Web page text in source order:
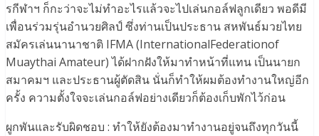
รกีฬาฯ ก็กะว่าจะไม่ทำอะไรแล้วจะไปเล่นกอล์ฟลูกเดียว พอดีมี
เพื่อนร่วมรุ่นอำนวยศิลป์ ซึ่งท่านเป็นประธาน สหพันธ์มวยไทย
สมัครเล่นนานาชาติ IFMA (InternationalFederationof
Muaythai Amateur) ได้ฝากฝังให้มาทำหน้าที่แทน เป็นนายก
สมาคมฯ และประธานผู้ตัดสิน นั่นก็ทำให้ผมต้องทำงานใหญ่อีก
ครั้ง ความตั้งใจจะเล่นกอล์ฟอย่างเดียวก็ต้องเก็บพักไว้ก่อน
ผูกพันและรับผิดชอบ : ทำให้ยังต้องมาทำงานอยู่จนถึงทุกวันนี้